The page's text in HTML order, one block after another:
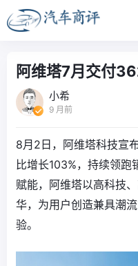
阿维塔7月交付
小希
9 月前
8月2日，阿维塔科技宣
比增长103%，持续领
赋能，阿维塔以高科技
华，为用户创造兼具潮
验。